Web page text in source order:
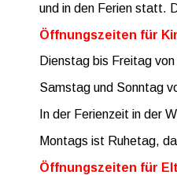
und in den Ferien statt.
Öffnungszeiten für
Dienstag bis Freitag
Samstag und Sonntag
In der Ferienzeit in der
Montags ist Ruhetag,
Öffnungszeiten für